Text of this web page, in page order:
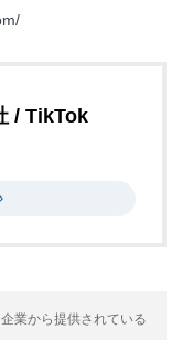
/ TikTok
業から提供されている